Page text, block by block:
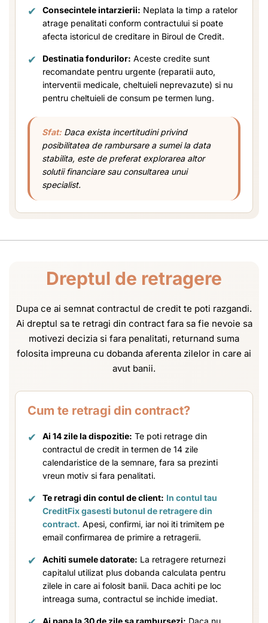
✔ Consecintele intarzierii: Neplata la timp a ratelor
atrage penalitati conform contractului si poate
afecta istoricul de creditare in Biroul de Credit.
✔ Destinatia fondurilor: Aceste credite sunt
recomandate pentru urgente (reparatii auto,
interventii medicale, cheltuieli neprevazute) si nu
pentru cheltuieli de consum pe termen lung.
Sfat: Daca exista incertitudini privind
posibilitatea de rambursare a sumei la data
stabilita, este de preferat explorarea altor
solutii financiare sau consultarea unui
specialist.
Dreptul de retragere
Dupa ce ai semnat contractul de credit te poti razgandi.
Ai dreptul sa te retragi din contract fara sa fie nevoie sa
motivezi decizia si fara penalitati, returnand suma
folosita impreuna cu dobanda aferenta zilelor in care ai
avut banii.
Cum te retragi din contract?
✔ Ai 14 zile la dispozitie: Te poti retrage din
contractul de credit in termen de 14 zile
calendaristice de la semnare, fara sa prezinti
vreun motiv si fara penalitati.
✔ Te retragi din contul de client: In contul tau
CreditFix gasesti butonul de retragere din
contract. Apesi, confirmi, iar noi iti trimitem pe
email confirmarea de primire a retragerii.
✔ Achiti sumele datorate: La retragere returnezi
capitalul utilizat plus dobanda calculata pentru
zilele in care ai folosit banii. Daca achiti pe loc
intreaga suma, contractul se inchide imediat.